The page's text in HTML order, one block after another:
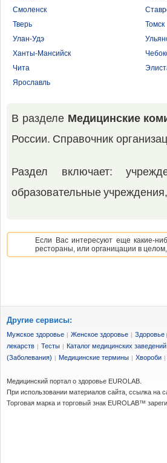
Смоленск
Тверь
Томск
Улан-Удэ
Ханты-Мансийск
Чита
Ярославль
В разделе Медицинские
России. Справочник
Раздел включает:
образовательные
Если Вас интересуют еще какие-
рестораны, или органицации в
Другие сервисы:
Мужское здоровье | Женское здоровье | Здоровье
лекарств | Тесты | Каталог медицинских заведений
(Заболевания) | Медицинские термины | Хвороби |
Медицинский портал о здоровье EUROLAB.
При использовании материалов сайта, ссылка на
Торговая марка и торговый знак EUROLAB™